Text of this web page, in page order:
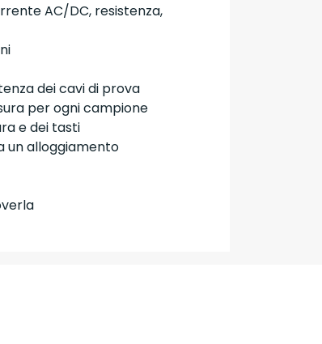
AC/DC, resistenza,
dei cavi di prova
per ogni campione
e dei tasti
un alloggiamento